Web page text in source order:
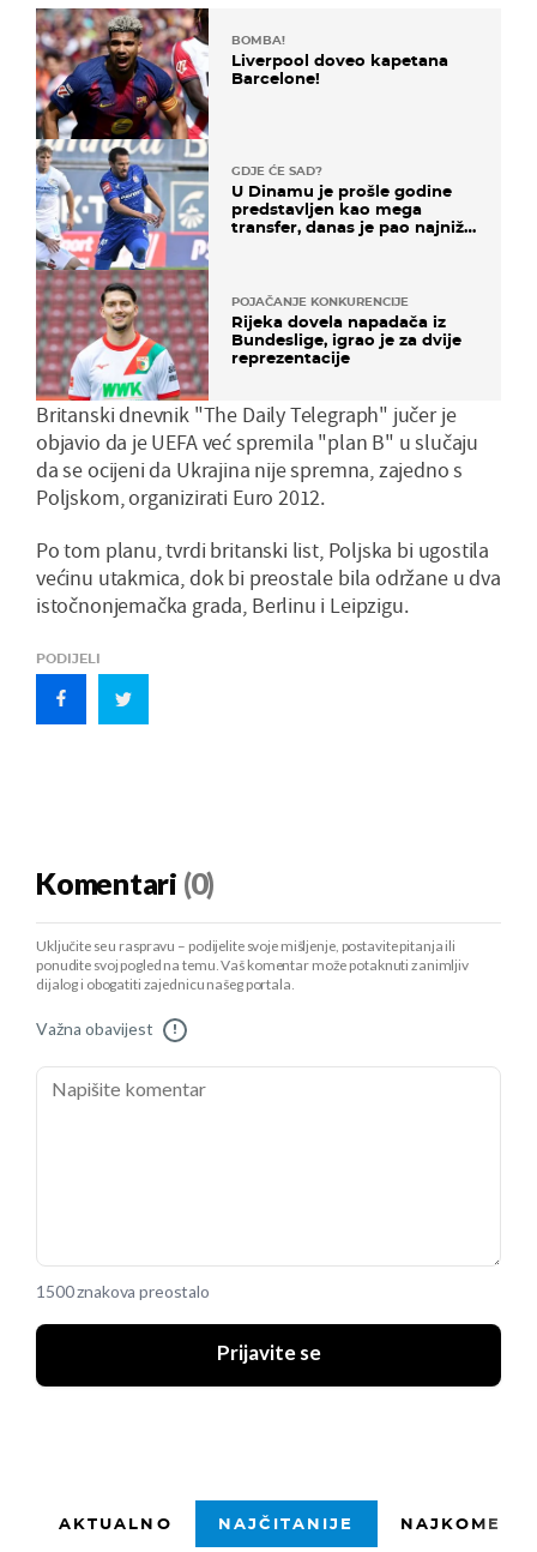
BOMBA!
Liverpool doveo kapetana
Barcelone!
GDJE ĆE SAD?
U Dinamu je prošle godine
predstavljen kao mega
transfer, danas je pao najniže
POJAČANJE KONKURENCIJE
Rijeka dovela napadača iz
Bundeslige, igrao je za dvije
reprezentacije
Britanski dnevnik "The Daily Telegraph" jučer je
objavio da je UEFA već spremila "plan B" u slučaju
da se ocijeni da Ukrajina nije spremna, zajedno s
Poljskom, organizirati Euro 2012.
Po tom planu, tvrdi britanski list, Poljska bi ugostila
većinu utakmica, dok bi preostale bila održane u dva
istočnonjemačka grada, Berlinu i Leipzigu.
PODIJELI
Komentari (0)
Uključite se u raspravu – podijelite svoje mišljenje, postavite pitanja ili
ponudite svoj pogled na temu. Vaš komentar može potaknuti zanimljiv
dijalog i obogatiti zajednicu našeg portala.
Važna obavijest !
1500 znakova preostalo
Prijavite se
AKTUALNO NAJČITANIJE